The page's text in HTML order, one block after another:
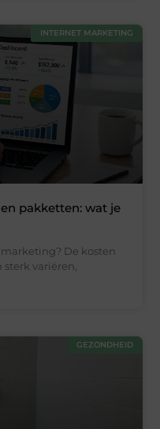
INTERNET MARKETING
pakketten: wat je
De kosten
variëren,
GEZONDHEID